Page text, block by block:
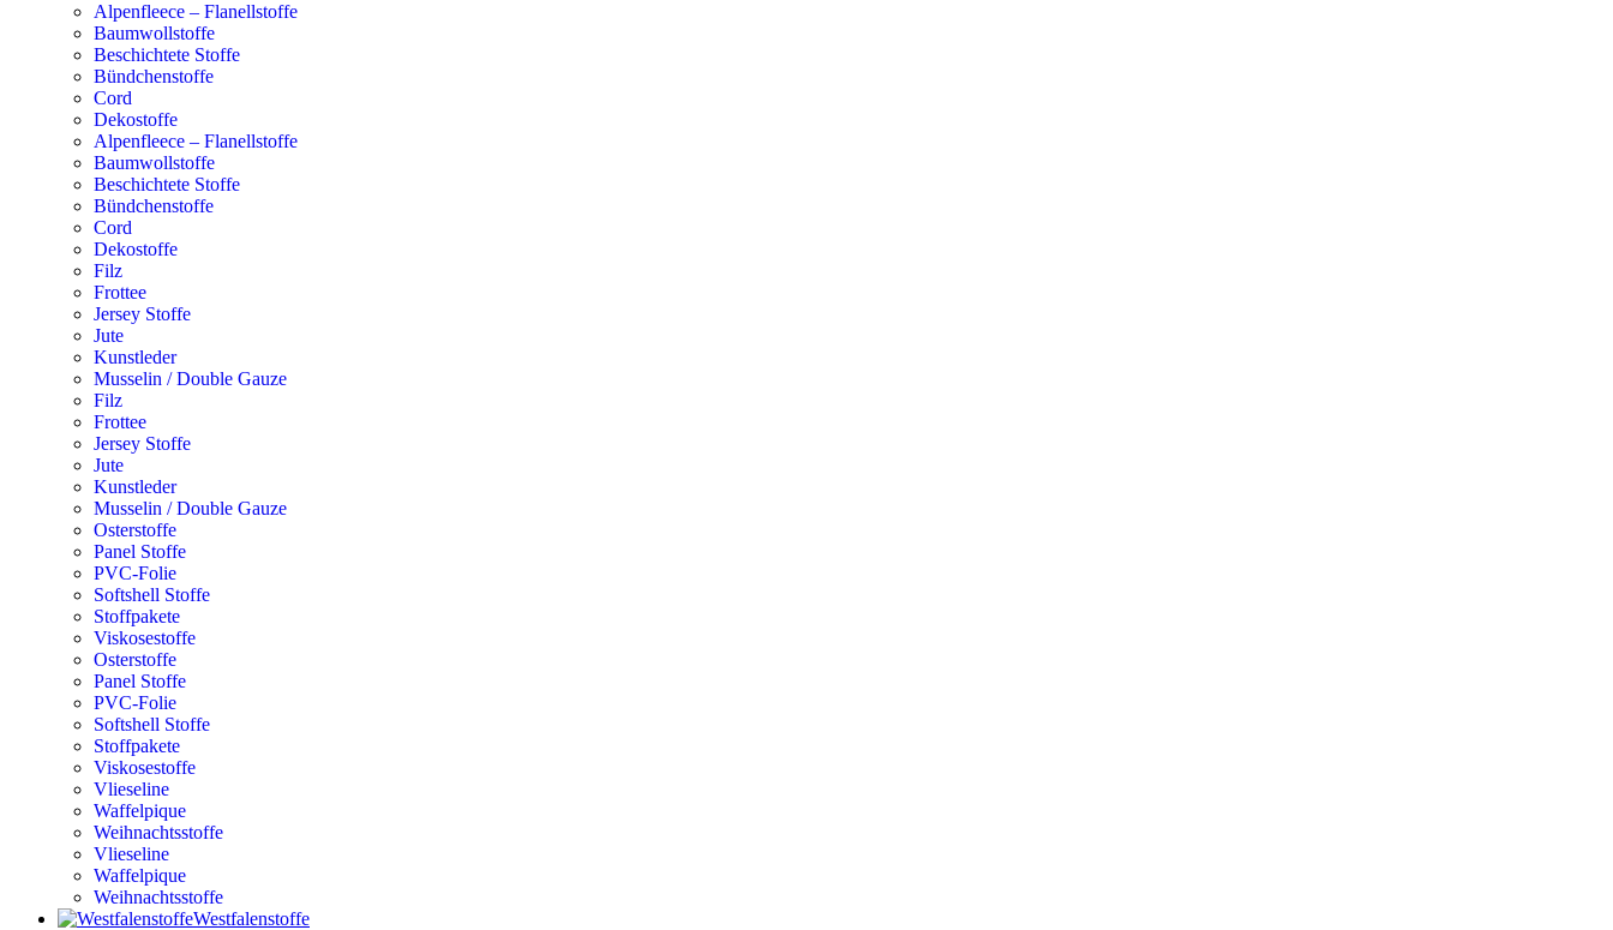
Alpenfleece – Flanellstoffe
Baumwollstoffe
Beschichtete Stoffe
Bündchenstoffe
Cord
Dekostoffe
Alpenfleece – Flanellstoffe
Baumwollstoffe
Beschichtete Stoffe
Bündchenstoffe
Cord
Dekostoffe
Filz
Frottee
Jersey Stoffe
Jute
Kunstleder
Musselin / Double Gauze
Filz
Frottee
Jersey Stoffe
Jute
Kunstleder
Musselin / Double Gauze
Osterstoffe
Panel Stoffe
PVC-Folie
Softshell Stoffe
Stoffpakete
Viskosestoffe
Osterstoffe
Panel Stoffe
PVC-Folie
Softshell Stoffe
Stoffpakete
Viskosestoffe
Vlieseline
Waffelpique
Weihnachtsstoffe
Vlieseline
Waffelpique
Weihnachtsstoffe
Westfalenstoffe